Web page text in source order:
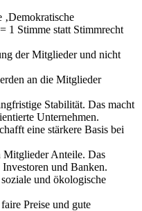
‚Demokratische
1 Stimme statt Stimmrecht
der Mitglieder und nicht
an die Mitglieder
Stabilität. Das macht
Unternehmen.
eine stärkere Basis bei
Mitglieder Anteile. Das
und Banken.
und ökologische
Preise und gute